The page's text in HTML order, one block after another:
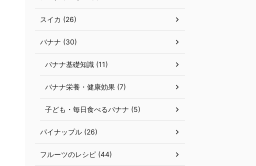
スイカ (26)
バナナ (30)
バナナ基礎知識 (11)
バナナ栄養・健康効果 (7)
子ども・毎日食べるバナナ (5)
パイナップル (26)
フルーツのレシピ (44)